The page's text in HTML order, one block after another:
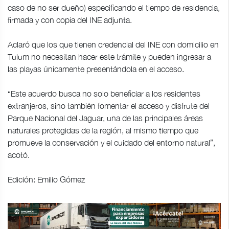
caso de no ser dueño) especificando el tiempo de residencia,
firmada y con copia del INE adjunta.
Aclaró que los que tienen credencial del INE con domicilio en
Tulum no necesitan hacer este trámite y pueden ingresar a
las playas únicamente presentándola en el acceso.
“Este acuerdo busca no solo beneficiar a los residentes
extranjeros, sino también fomentar el acceso y disfrute del
Parque Nacional del Jaguar, una de las principales áreas
naturales protegidas de la región, al mismo tiempo que
promueve la conservación y el cuidado del entorno natural”,
acotó.
Edición: Emilio Gómez